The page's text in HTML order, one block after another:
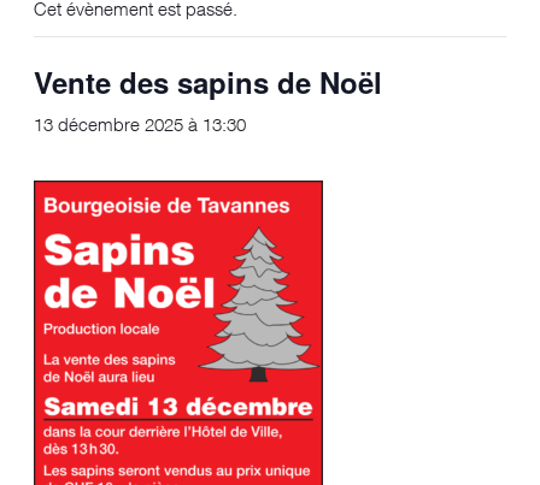
Cet évènement est passé.
Vente des sapins de Noël
13 décembre 2025 à 13:30